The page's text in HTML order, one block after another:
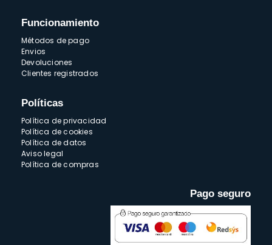
Funcionamiento
Métodos de pago
Envios
Devoluciones
Clientes registrados
Políticas
Política de privacidad
Política de cookies
Política de datos
Aviso legal
Política de compras
Pago seguro